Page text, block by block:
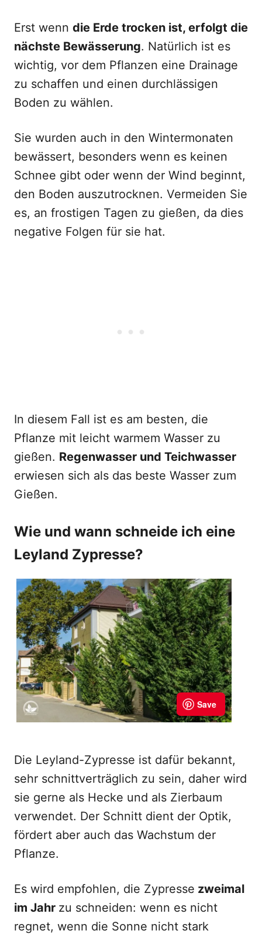
Erst wenn die Erde trocken ist, erfolgt die
nächste Bewässerung. Natürlich ist es
wichtig, vor dem Pflanzen eine Drainage
zu schaffen und einen durchlässigen
Boden zu wählen.
Sie wurden auch in den Wintermonaten
bewässert, besonders wenn es keinen
Schnee gibt oder wenn der Wind beginnt,
den Boden auszutrocknen. Vermeiden Sie
es, an frostigen Tagen zu gießen, da dies
negative Folgen für sie hat.
In diesem Fall ist es am besten, die
Pflanze mit leicht warmem Wasser zu
gießen. Regenwasser und Teichwasser
erwiesen sich als das beste Wasser zum
Gießen.
Wie und wann schneide ich eine
Leyland Zypresse?
Die Leyland-Zypresse ist dafür bekannt,
sehr schnittverträglich zu sein, daher wird
sie gerne als Hecke und als Zierbaum
verwendet. Der Schnitt dient der Optik,
fördert aber auch das Wachstum der
Pflanze.
Es wird empfohlen, die Zypresse zweimal
im Jahr zu schneiden: wenn es nicht
regnet, wenn die Sonne nicht stark